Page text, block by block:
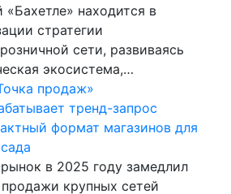
«Бахетле» находится в
стратегии
сети, развиваясь
экосистема,…
продаж»
тренд-запрос
формат магазинов для
в 2025 году замедлил
крупных сетей